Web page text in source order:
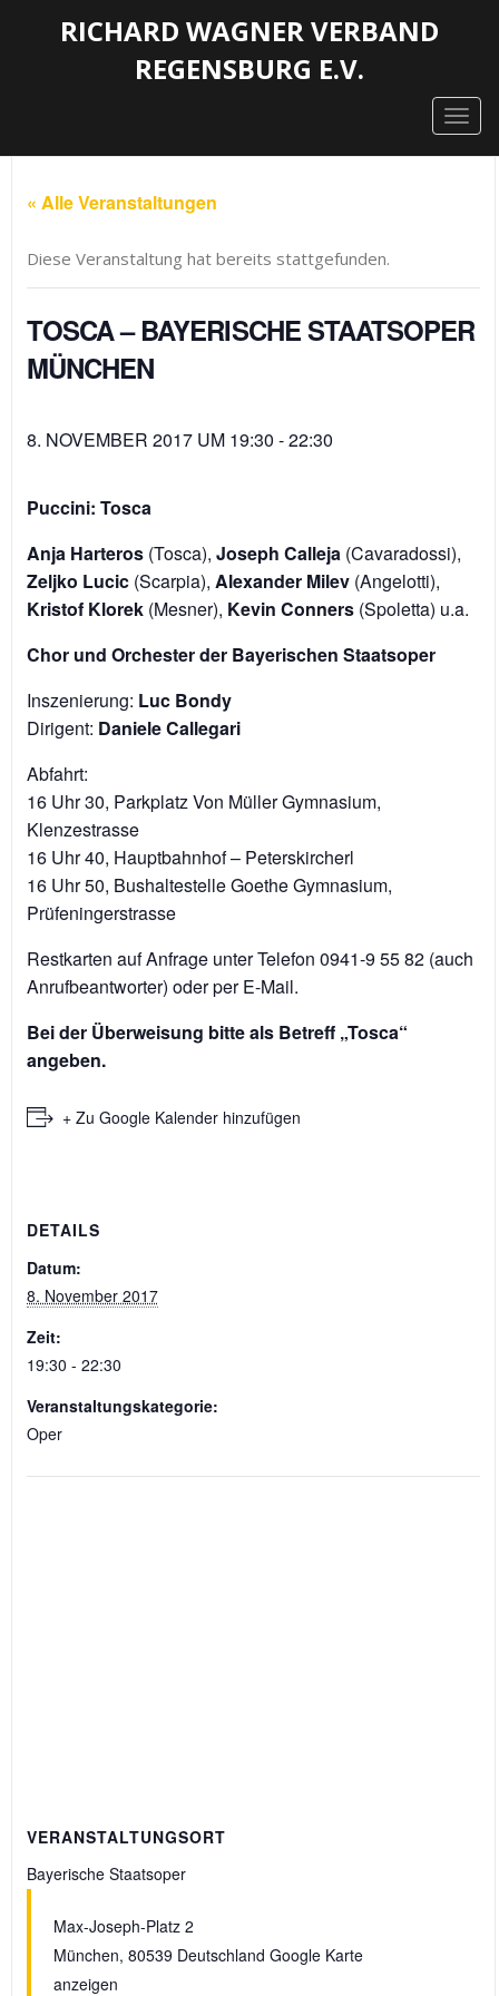
RICHARD WAGNER VERBAND
REGENSBURG E.V.
« Alle Veranstaltungen
Diese Veranstaltung hat bereits stattgefunden.
TOSCA – BAYERISCHE STAATSOPER
MÜNCHEN
8. NOVEMBER 2017 UM 19:30 -22:30
Puccini: Tosca
Anja Harteros(Tosca), Joseph Calleja(Cavaradossi),
Zeljko Lucic(Scarpia), Alexander Milev(Angelotti),
Kristof Klorek(Mesner), Kevin Conners(Spoletta) u.a.
Chor und Orchester der Bayerischen Staatsoper
Inszenierung: Luc Bondy
Dirigent: Daniele Callegari
Abfahrt:
16 Uhr 30, Parkplatz Von Müller Gymnasium,
Klenzestrasse
16 Uhr 40, Hauptbahnhof – Peterskircherl
16 Uhr 50, Bushaltestelle Goethe Gymnasium,
Prüfeningerstrasse
Restkarten auf Anfrage unter Telefon 0941-9 55 82 (auch
Anrufbeantworter) oder per E-Mail.
Bei der Überweisung bitte als Betreff „Tosca“
angeben.
+ Zu Google Kalender hinzufügen
DETAILS
Datum:
8. November 2017
Zeit:
19:30 - 22:30
Veranstaltungskategorie:
Oper
VERANSTALTUNGSORT
Bayerische Staatsoper
Max-Joseph-Platz 2
München, 80539 Deutschland Google Karte
anzeigen